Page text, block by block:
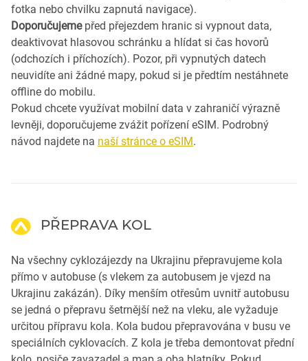
fotka nebo chvilku zapnutá navigace).
Doporučujemepřed přejezdem hranic si vypnout data,
deaktivovat hlasovou schránku a hlídat si čas hovorů
(odchozích i příchozích). Pozor, při vypnutých datech
neuvidíte ani žádné mapy, pokud si je předtím nestáhnete
offline do mobilu.
Pokud chcete využívat mobilní data v zahraničí výrazně
levněji, doporučujeme zvážit pořízení eSIM. Podrobný
návod najdete na naší stránce o eSIM.
PŘEPRAVA KOL
Na všechny cyklozájezdy na Ukrajinu přepravujeme kola
přímo v autobuse (s vlekem za autobusem je vjezd na
Ukrajinu zakázán). Díky menším otřesům uvnitř autobusu
se jedná o přepravu šetrnější než na vleku, ale vyžaduje
určitou přípravu kola. Kola budou přepravována v busu ve
speciálních cyklovacích. Z kola je třeba demontovat přední